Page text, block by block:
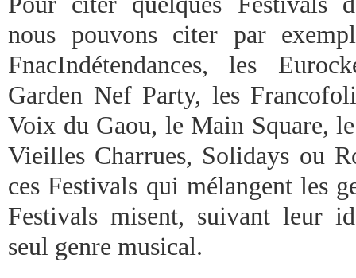
nous pouvons citer par
FnacIndétendances, les
Garden Nef Party, les
Voix du Gaou, le Main Square,
Vieilles Charrues, Solidays ou
ces Festivals qui mélangent les
Festivals misent, suivant leur
seul genre musical.